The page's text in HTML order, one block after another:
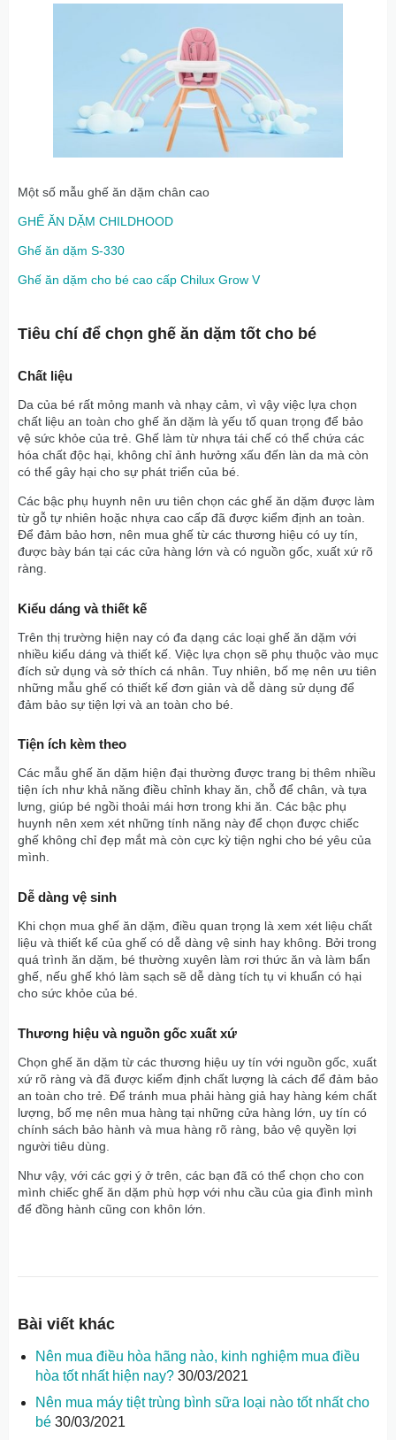
Một số mẫu ghế ăn dặm chân cao
GHẾ ĂN DẶM CHILDHOOD
Ghế ăn dặm S-330
Ghế ăn dặm cho bé cao cấp Chilux Grow V
Tiêu chí để chọn ghế ăn dặm tốt cho bé
Chất liệu
Da của bé rất mỏng manh và nhạy cảm, vì vậy việc lựa chọn
chất liệu an toàn cho ghế ăn dặm là yếu tố quan trọng để bảo
vệ sức khỏe của trẻ. Ghế làm từ nhựa tái chế có thể chứa các
hóa chất độc hại, không chỉ ảnh hưởng xấu đến làn da mà còn
có thể gây hại cho sự phát triển của bé.
Các bậc phụ huynh nên ưu tiên chọn các ghế ăn dặm được làm
từ gỗ tự nhiên hoặc nhựa cao cấp đã được kiểm định an toàn.
Để đảm bảo hơn, nên mua ghế từ các thương hiệu có uy tín,
được bày bán tại các cửa hàng lớn và có nguồn gốc, xuất xứ rõ
ràng.
Kiểu dáng và thiết kế
Trên thị trường hiện nay có đa dạng các loại ghế ăn dặm với
nhiều kiểu dáng và thiết kế. Việc lựa chọn sẽ phụ thuộc vào mục
đích sử dụng và sở thích cá nhân. Tuy nhiên, bố mẹ nên ưu tiên
những mẫu ghế có thiết kế đơn giản và dễ dàng sử dụng để
đảm bảo sự tiện lợi và an toàn cho bé.
Tiện ích kèm theo
Các mẫu ghế ăn dặm hiện đại thường được trang bị thêm nhiều
tiện ích như khả năng điều chỉnh khay ăn, chỗ để chân, và tựa
lưng, giúp bé ngồi thoải mái hơn trong khi ăn. Các bậc phụ
huynh nên xem xét những tính năng này để chọn được chiếc
ghế không chỉ đẹp mắt mà còn cực kỳ tiện nghi cho bé yêu của
mình.
Dễ dàng vệ sinh
Khi chọn mua ghế ăn dặm, điều quan trọng là xem xét liệu chất
liệu và thiết kế của ghế có dễ dàng vệ sinh hay không. Bởi trong
quá trình ăn dặm, bé thường xuyên làm rơi thức ăn và làm bẩn
ghế, nếu ghế khó làm sạch sẽ dễ dàng tích tụ vi khuẩn có hại
cho sức khỏe của bé.
Thương hiệu và nguồn gốc xuất xứ
Chọn ghế ăn dặm từ các thương hiệu uy tín với nguồn gốc, xuất
xứ rõ ràng và đã được kiểm định chất lượng là cách để đảm bảo
an toàn cho trẻ. Để tránh mua phải hàng giả hay hàng kém chất
lượng, bố mẹ nên mua hàng tại những cửa hàng lớn, uy tín có
chính sách bảo hành và mua hàng rõ ràng, bảo vệ quyền lợi
người tiêu dùng.
Như vậy, với các gợi ý ở trên, các bạn đã có thể chọn cho con
mình chiếc ghế ăn dặm phù hợp với nhu cầu của gia đình mình
để đồng hành cũng con khôn lớn.
Bài viết khác
Nên mua điều hòa hãng nào, kinh nghiệm mua điều
hòa tốt nhất hiện nay? 30/03/2021
Nên mua máy tiệt trùng bình sữa loại nào tốt nhất cho
bé 30/03/2021